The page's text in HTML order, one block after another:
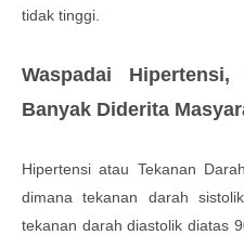
tidak tinggi.
Waspadai
Banyak Diderita
Hipertensi atau Tekanan
dimana tekanan darah
tekanan darah diastolik diatas